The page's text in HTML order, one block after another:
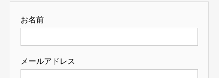
お名前
メールアドレス